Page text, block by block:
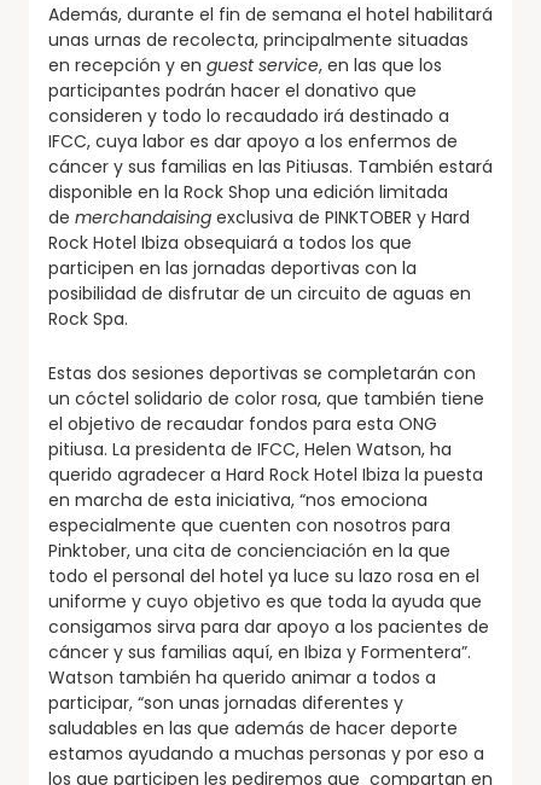
Además, durante el fin de semana el hotel habilitará
unas urnas de recolecta, principalmente situadas
en recepción y en guest service, en las que los
participantes podrán hacer el donativo que
consideren y todo lo recaudado irá destinado a
IFCC, cuya labor es dar apoyo a los enfermos de
cáncer y sus familias en las Pitiusas. También estará
disponible en la Rock Shop una edición limitada
de merchandaising exclusiva de PINKTOBER y Hard
Rock Hotel Ibiza obsequiará a todos los que
participen en las jornadas deportivas con la
posibilidad de disfrutar de un circuito de aguas en
Rock Spa.
Estas dos sesiones deportivas se completarán con
un cóctel solidario de color rosa, que también tiene
el objetivo de recaudar fondos para esta ONG
pitiusa. La presidenta de IFCC, Helen Watson, ha
querido agradecer a Hard Rock Hotel Ibiza la puesta
en marcha de esta iniciativa, “nos emociona
especialmente que cuenten con nosotros para
Pinktober, una cita de concienciación en la que
todo el personal del hotel ya luce su lazo rosa en el
uniforme y cuyo objetivo es que toda la ayuda que
consigamos sirva para dar apoyo a los pacientes de
cáncer y sus familias aquí, en Ibiza y Formentera”.
Watson también ha querido animar a todos a
participar, “son unas jornadas diferentes y
saludables en las que además de hacer deporte
estamos ayudando a muchas personas y por eso a
los que participen les pediremos que compartan en